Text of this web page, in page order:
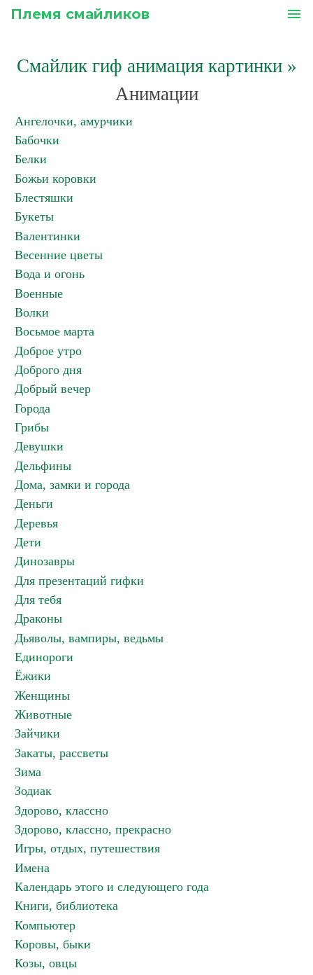
Племя смайликов menu
Смайлик гиф анимация картинки»
Анимации
Ангелочки, амурчики
Бабочки
Белки
Божьи коровки
Блестяшки
Букеты
Валентинки
Весенние цветы
Вода и огонь
Военные
Волки
Восьмое марта
Доброе утро
Доброго дня
Добрый вечер
Города
Грибы
Девушки
Дельфины
Дома, замки и города
Деньги
Деревья
Дети
Динозавры
Для презентаций гифки
Для тебя
Драконы
Дьяволы, вампиры, ведьмы
Единороги
Ёжики
Женщины
Животные
Зайчики
Закаты, рассветы
Зима
Зодиак
Здорово, классно
Здорово, классно, прекрасно
Игры, отдых, путешествия
Имена
Календарь этого и следующего года
Книги, библиотека
Компьютер
Коровы, быки
Козы, овцы